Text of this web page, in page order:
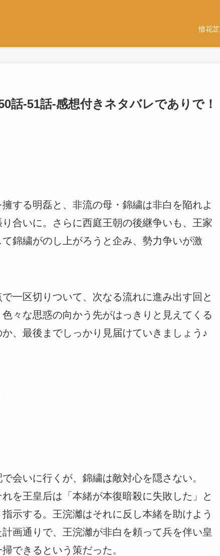
惜花芷
話-51話-感想付きネタバレでありで！
する明磊と、非流の母・錦繍は非白を陥れよ
合いに。さらに西庭王朝の後継争いも、王家
錦繍がのし上がろうと企み、勢力争いが激
一区切りついて、次なる流れに進み出す回と
々な思惑の向かう先がはっきりと見えてくる
、最後までしっかり見届けていきましょう♪
会いに行くが、錦繍は敵対心を隠さない。
を王皇后は「本緒が本復暗殺に失敗した」と
示する。王浣灕はそれに反し本緒を助けよう
画通りで、王浣灕が非白を頼って兵を伴い皇
できるという策だった。